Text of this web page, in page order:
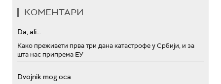
КОМЕНТАРИ
Da, ali...
Како преживети прва три дана катастрофе у Србији, и за
шта нас припрема ЕУ
Dvojnik mog oca